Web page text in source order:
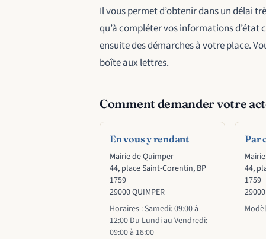
Il vous permet d’obtenir dans un délai
qu’à compléter vos informations
ensuite des démarches à votre place.
boîte aux lettres.
Comment demander votre
En vous y rendant
Mairie de Quimper
44, place Saint-Corentin, BP
1759
29000 QUIMPER
Horaires : Samedi: 09:00 à
12:00 Du Lundi au Vendredi:
09:00 à 18:00
Par
44,
1759